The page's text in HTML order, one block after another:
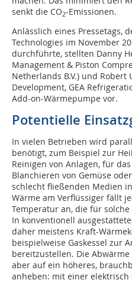
senkt die CO2-Emissionen.
Anlässlich eines Pressetags,
Technologies im November
durchführte, stellten Danny
Management & Piston
Netherlands B.V.) und Robert
Development, GEA
Add-on-Wärmepumpe vor.
Potentielle
In vielen Betrieben wird
benötigt, zum Beispiel zur
Reinigen von Anlagen, für
Blanchieren von Gemüse
schlecht fließenden Medien
Wärme am Verflüssiger fällt
Temperatur an, die für
In konventionell
daher meistens Kraft-
beispielweise Gaskessel zur
bereitzustellen. Die
aber auf ein höheres,
anheben: mit einer